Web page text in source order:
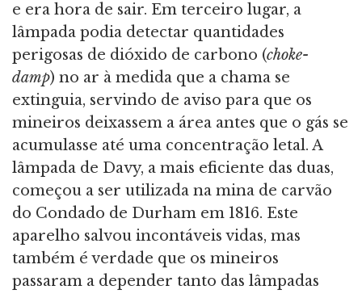
e era hora de sair. Em terceiro lugar, a
lâmpada podia detectar quantidades
perigosas de dióxido de carbono (choke-
damp) no ar à medida que a chama se
extinguia, servindo de aviso para que os
mineiros deixassem a área antes que o gás se
acumulasse até uma concentração letal. A
lâmpada de Davy, a mais eficiente das duas,
começou a ser utilizada na mina de carvão
do Condado de Durham em 1816. Este
aparelho salvou incontáveis vidas, mas
também é verdade que os mineiros
passaram a depender tanto das lâmpadas